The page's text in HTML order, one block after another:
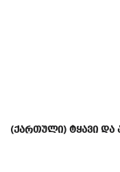
(ქართული) ტყავი და